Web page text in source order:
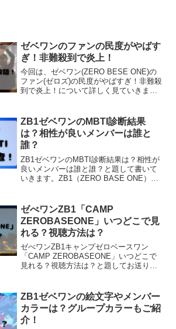
ゼベワンのファンの民度がやばす
ぎ！非難殺到で炎上！
今回は、ゼベワン(ZERO BESE ONE)の
ファン(ゼロズ)の民度がやばすぎ！非難殺
到で炎上！について詳しく見ていきま
(ZB1)。過酷なオーディション番組を勝ち
抜いてデ...
ZB1ゼベワンのMBTI診断結果
は？相性が良いメンバーは誰と
誰？
ZB1ゼベワンのMBTI診断結果は？相性が
良いメンバーは誰と誰？と題して書いて
いきます。ZB1（ZERO BASE ONE）は
成された9人組ボーイズグループです...
ゼべワンZB1「CAMP
ZEROBASEONE」いつどこで見
れる？視聴方法は？
ゼべワンZB1キャンプゼロベースワン
「CAMP ZEROBASEONE」いつどこで
見れる？視聴方法は？と題してお送りし
「ZEROBASEONE」（ZB...
ZB1ゼベワンの絵文字やメンバー
カラーは？グループカラーもご紹
介！